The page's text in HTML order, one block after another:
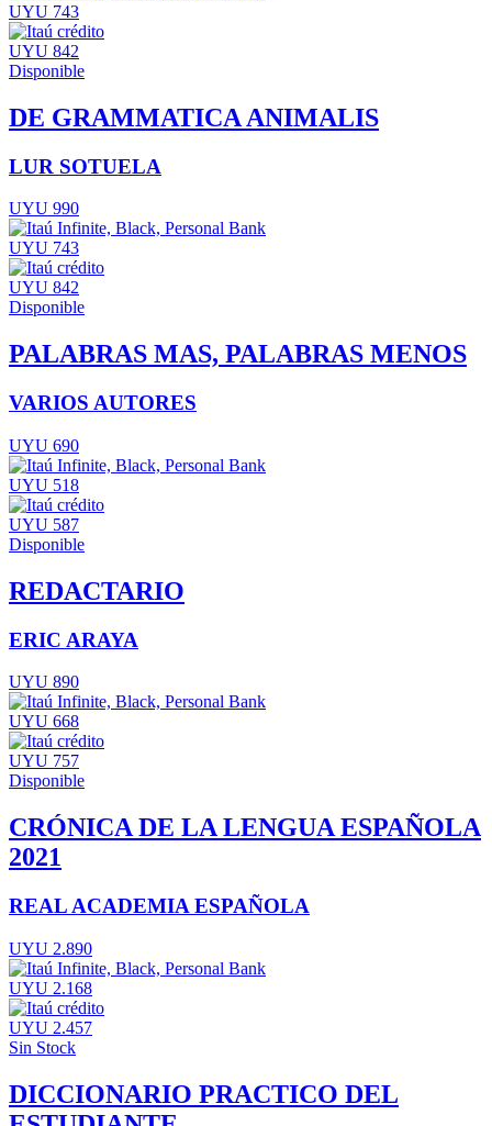
UYU 743
UYU 842
Disponible
DE GRAMMATICA ANIMALIS
LUR SOTUELA
UYU 990
UYU 743
UYU 842
Disponible
PALABRAS MAS, PALABRAS MENOS
VARIOS AUTORES
UYU 690
UYU 518
UYU 587
Disponible
REDACTARIO
ERIC ARAYA
UYU 890
UYU 668
UYU 757
Disponible
CRÓNICA DE LA LENGUA ESPAÑOLA
2021
REAL ACADEMIA ESPAÑOLA
UYU 2.890
UYU 2.168
UYU 2.457
Sin Stock
DICCIONARIO PRACTICO DEL